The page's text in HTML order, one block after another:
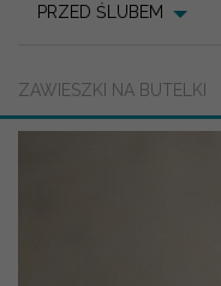
PRZED ŚLUBEM
ZAWIESZKI NA BUTELKI